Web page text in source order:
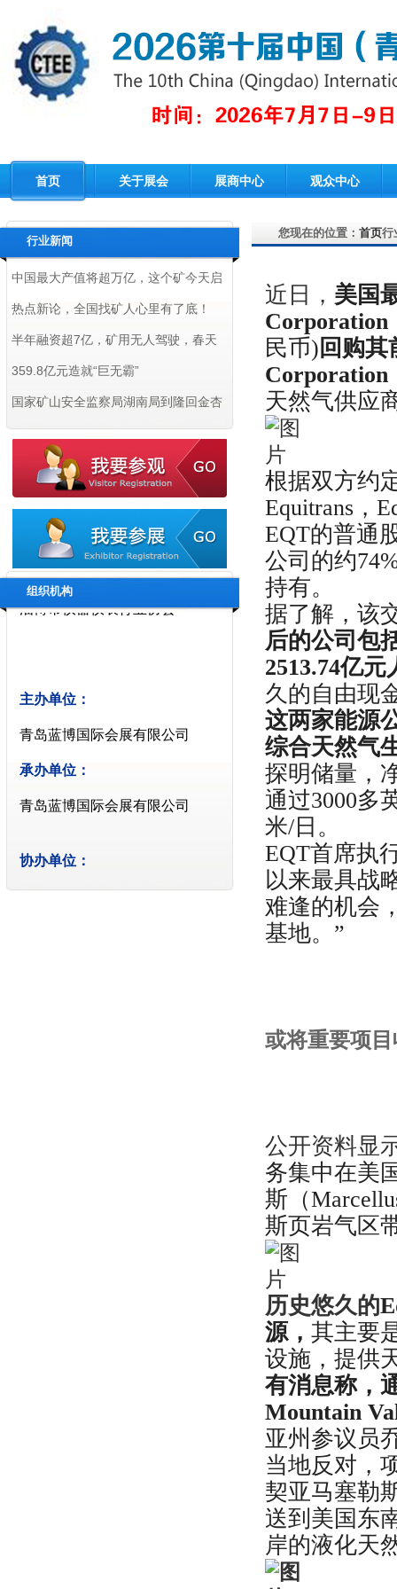
首页 关于展会 展商中心 观众中心
行业新闻
中国最大产值将超万亿，这个矿今天启
动开发！
热点新论，全国找矿人心里有了底！
半年融资超7亿，矿用无人驾驶，春天
将至
359.8亿元造就“巨无霸”
国家矿山安全监察局湖南局到隆回金杏
开展安全生产监督检查
组织机构
主办单位：
青岛蓝博国际会展有限公司
承办单位：
青岛蓝博国际会展有限公司
协办单位：
淄博市仪器仪表行业协会
主办单位：
青岛蓝博国际会展有限公司
承办单位：
青岛蓝博国际会展有限公司
协办单位：
您现在的位置： 首页行
近日， 美国
Corporation
民币) 回购
Corporation
天然气供应
根据双方约
Equitrans，
EQT的普通
公司的约
持有。
据了解，该
后的公司包
2513.74亿元
久的自由现
这两家能源
综合天然气
探明储量，
通过3000多
米/日。
EQT首席执
以来最具战
难逢的机会
基地。”
或将重要项
公开资料显
务集中在美
斯（
斯页岩气区
历史悠久的
源， 其主要
设施，提供
有消息称，
Mountain
亚州参议员
当地反对，
契亚马塞勒
送到美国东
岸的液化天